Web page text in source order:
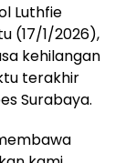
Luthfie
(17/1/2026),
kehilangan
terakhir
Surabaya.